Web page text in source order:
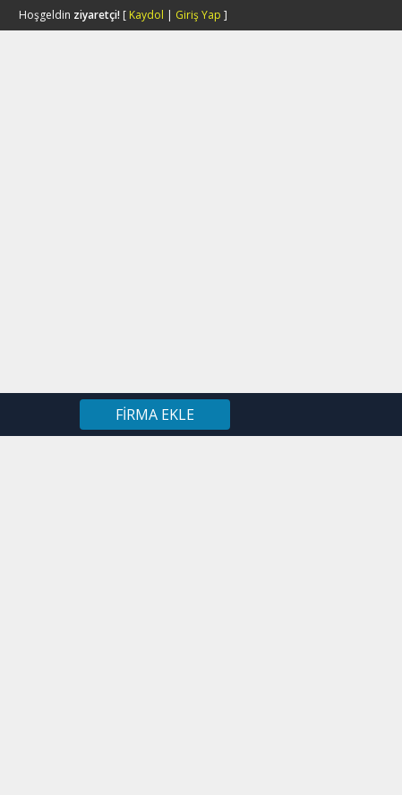
Hoşgeldin ziyaretçi! [ Kaydol | Giriş Yap ]
FIRMA EKLE